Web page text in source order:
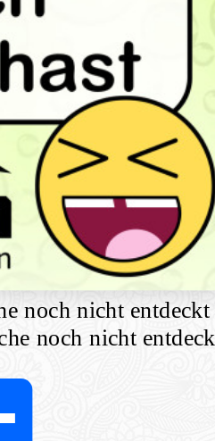
noch nicht entdeckt
noch nicht
Share